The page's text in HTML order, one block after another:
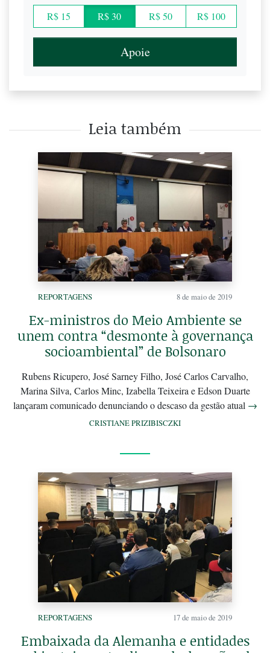
R$ 15 R$ 30 R$ 50 R$ 100
Apoie
Leia também
REPORTAGENS 8 de maio de 2019
Ex-ministros do Meio Ambiente se
unem contra “desmonte à governança
socioambiental” de Bolsonaro
Rubens Ricupero, José Sarney Filho, José Carlos Carvalho,
Marina Silva, Carlos Minc, Izabella Teixeira e Edson Duarte
lançaram comunicado denunciando o descaso da gestão atual →
CRISTIANE PRIZIBISCZKI
REPORTAGENS 17 de maio de 2019
Embaixada da Alemanha e entidades